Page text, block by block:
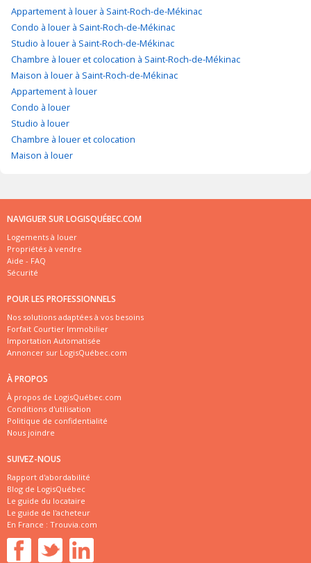
Appartement à louer à Saint-Roch-de-Mékinac
Condo à louer à Saint-Roch-de-Mékinac
Studio à louer à Saint-Roch-de-Mékinac
Chambre à louer et colocation à Saint-Roch-de-Mékinac
Maison à louer à Saint-Roch-de-Mékinac
Appartement à louer
Condo à louer
Studio à louer
Chambre à louer et colocation
Maison à louer
NAVIGUER SUR LOGISQUÉBEC.COM
Logements à louer
Propriétés à vendre
Aide - FAQ
Sécurité
POUR LES PROFESSIONNELS
Nos solutions adaptées à vos besoins
Forfait Courtier Immobilier
Importation Automatisée
Annoncer sur LogisQuébec.com
À PROPOS
À propos de LogisQuébec.com
Conditions d'utilisation
Politique de confidentialité
Nous joindre
SUIVEZ-NOUS
Rapport d'abordabilité
Blog de LogisQuébec
Le guide du locataire
Le guide de l'acheteur
En France : Trouvia.com